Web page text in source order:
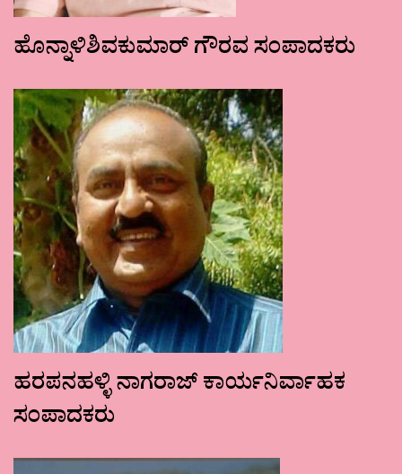
ಹೊನ್ನಾಳಿಶಿವಕುಮಾರ್ ಗೌರವ ಸಂಪಾದಕರು
ಹರಪನಹಳ್ಳಿ ನಾಗರಾಜ್ ಕಾರ್ಯನಿರ್ವಾಹಕ
ಸಂಪಾದಕರು